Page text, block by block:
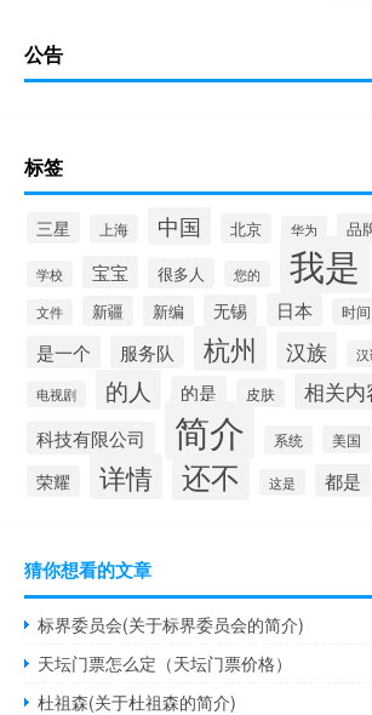
公告
标签
三星 上海 中国 北京 华为 品
学校 宝宝 很多人 您的 我是
文件 新疆 新编 无锡 日本 时间
是一个 服务队 杭州 汉族
电视剧 的人 的是 皮肤 相关内
科技有限公司 简介 系统 美国
荣耀 详情 还不 这是 都是
猜你想看的文章
标界委员会(关于标界委员会的简介)
天坛门票怎么定（天坛门票价格）
杜祖森(关于杜祖森的简介)